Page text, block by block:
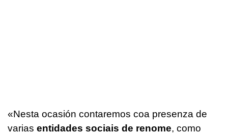
«Nesta ocasión contaremos coa presenza de
varias entidades sociais de renome, como